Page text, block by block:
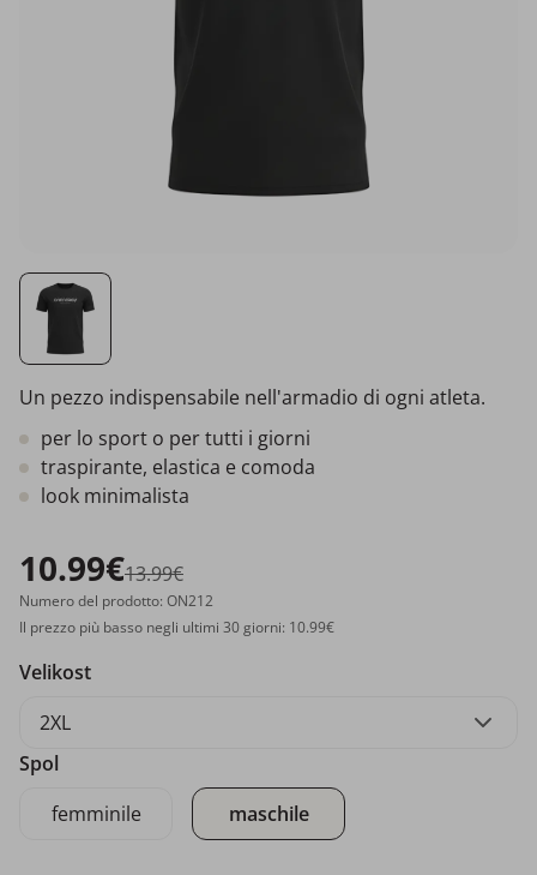
Un pezzo indispensabile nell'armadio di ogni atleta.
per lo sport o per tutti i giorni
traspirante, elastica e comoda
look minimalista
10.99€13.99€
Numero del prodotto: ON212
Il prezzo più basso negli ultimi 30 giorni: 10.99€
Velikost
2XL
Spol
femminile
maschile